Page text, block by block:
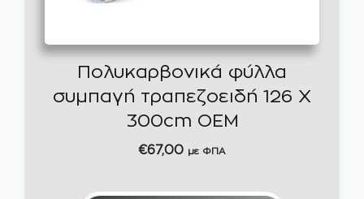
Πολυκαρβονικά φύλλα
συμπαγή τραπεζοειδή 126 Χ
300cm OEM
€67,00 με ΦΠΑ